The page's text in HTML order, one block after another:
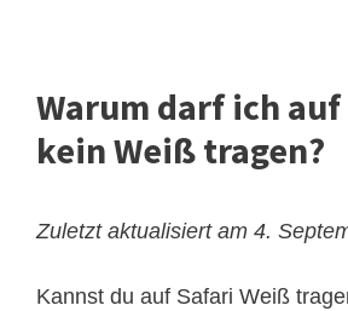
Warum darf ich
kein Weiß tragen?
Zuletzt aktualisiert am 4.
Kannst du auf Safari Weiß